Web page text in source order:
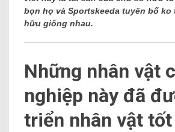
bọn họ và Sportskeeda tuyên bố
hữu giống nhau.
Những nhân vật
nghiệp này đã
triển nhân vật